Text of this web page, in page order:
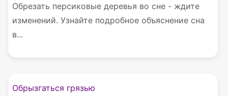
Обрезать персиковые деревья во сне - ждите
изменений. Узнайте подробное объяснение сна
в...
Обрызгаться грязью